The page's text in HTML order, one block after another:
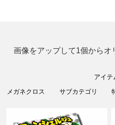
画像をアップして1個からオ
アイテ